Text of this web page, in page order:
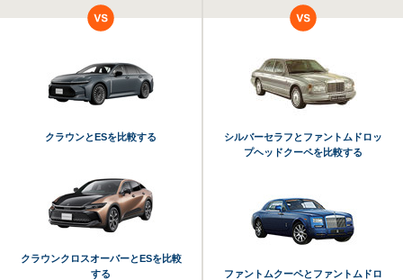
クラウンとESを比較する
クラウンクロスオーバーとESを比較
する
シルバーセラフとファントムドロッ
プヘッドクーペを比較する
ファントムクーペとファントムドロ